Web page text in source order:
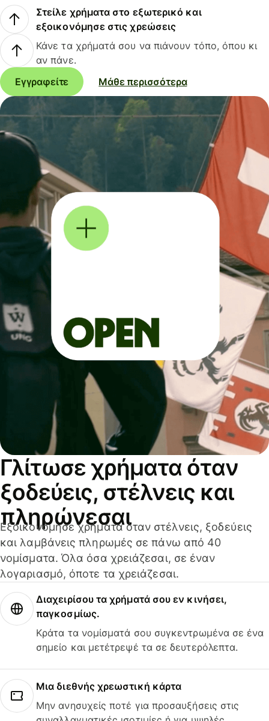
Στείλε χρήματα στο εξωτερικό και
εξοικονόμησε στις χρεώσεις
Κάνε τα χρήματά σου να πιάνουν τόπο, όπου κι
αν πάνε.
Εγγραφείτε
Μάθε περισσότερα
Γλίτωσε χρήματα όταν
ξοδεύεις, στέλνεις και
πληρώνεσαι
Εξοικονόμησε χρήματα όταν στέλνεις, ξοδεύεις
και λαμβάνεις πληρωμές σε πάνω από 40
νομίσματα. Όλα όσα χρειάζεσαι, σε έναν
λογαριασμό, όποτε τα χρειάζεσαι.
Διαχειρίσου τα χρήματά σου εν κινήσει,
παγκοσμίως.
Κράτα τα νομίσματά σου συγκεντρωμένα σε ένα
σημείο και μετέτρεψέ τα σε δευτερόλεπτα.
Μια διεθνής χρεωστική κάρτα
Μην ανησυχείς ποτέ για προσαυξήσεις στις